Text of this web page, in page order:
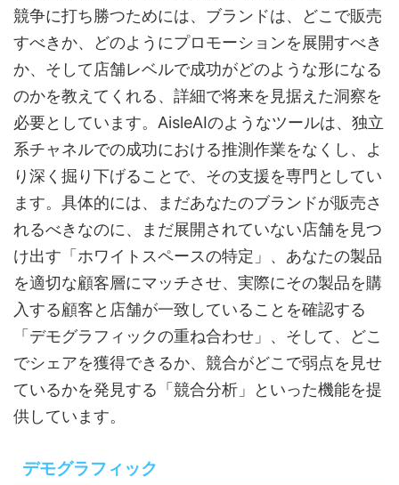
競争に打ち勝つためには、ブランドは、どこで販売
すべきか、どのようにプロモーションを展開すべき
か、そして店舗レベルで成功がどのような形になる
のかを教えてくれる、詳細で将来を見据えた洞察を
必要としています。AisleAIのようなツールは、独立
系チャネルでの成功における推測作業をなくし、よ
り深く掘り下げることで、その支援を専門としてい
ます。具体的には、まだあなたのブランドが販売さ
れるべきなのに、まだ展開されていない店舗を見つ
け出す「ホワイトスペースの特定」、あなたの製品
を適切な顧客層にマッチさせ、実際にその製品を購
入する顧客と店舗が一致していることを確認する
「デモグラフィックの重ね合わせ」、そして、どこ
でシェアを獲得できるか、競合がどこで弱点を見せ
ているかを発見する「競合分析」といった機能を提
供しています。
デモグラフィック